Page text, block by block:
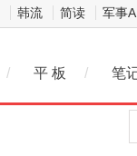
韩流 简读 军事
/ 平 板 / 笔